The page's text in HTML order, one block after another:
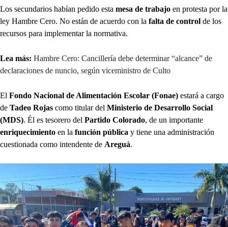
Los secundarios habían pedido esta mesa de trabajo en protesta por la
ley Hambre Cero. No están de acuerdo con la falta de control de los
recursos para implementar la normativa.
Lea más: Hambre Cero: Cancillería debe determinar “alcance” de
declaraciones de nuncio, según viceministro de Culto
El Fondo Nacional de Alimentación Escolar (Fonae) estará a cargo
de Tadeo Rojas como titular del Ministerio de Desarrollo Social
(MDS). Él es tesorero del Partido Colorado, de un importante
enriquecimiento en la función pública y tiene una administración
cuestionada como intendente de Areguá.